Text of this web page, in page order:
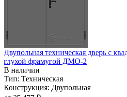
Двупольная техническая дверь c
глухой фрамугой ДМО-2
В наличии
Тип: Техническая
Конструкция: Двупольная